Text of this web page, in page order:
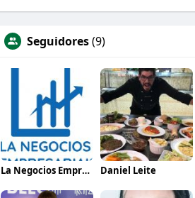
Seguidores(9)
La Negocios Empresariais Daniel Leite